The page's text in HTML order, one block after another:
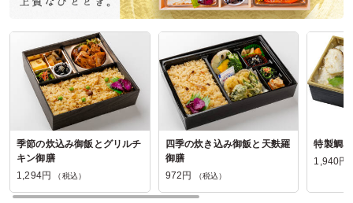
季節の炊込み御飯とグリルチ
キン御膳
1,294円
（税込）
四季の炊き込み御飯と天麩羅
御膳
972円
（税込）
特製鯛
1,940円